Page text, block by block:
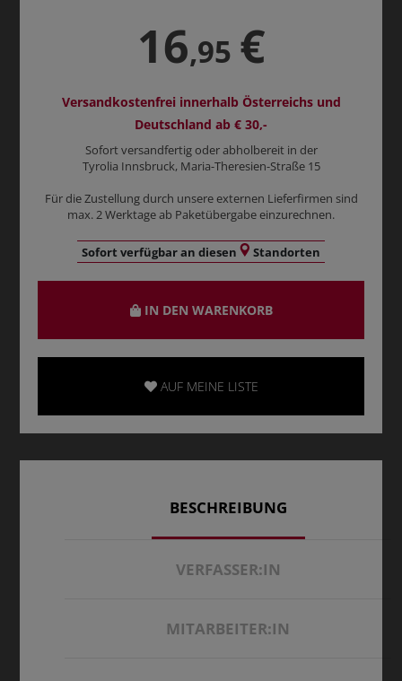
16,95 €
Versandkostenfrei innerhalb Österreichs und
Deutschland ab € 30,-
Sofort versandfertig oder abholbereit in der
Tyrolia Innsbruck, Maria-Theresien-Straße 15
Für die Zustellung durch unsere externen Lieferfirmen sind
max. 2 Werktage ab Paketübergabe einzurechnen.
Sofort verfügbar an diesen Standorten
IN DEN WARENKORB
AUF MEINE LISTE
BESCHREIBUNG
VERFASSER:IN
MITARBEITER:IN